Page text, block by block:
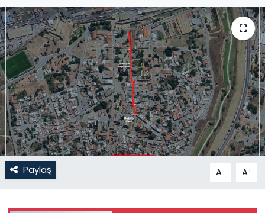
Paylaş A- A+
KKTC YEREL SEÇİM 2018
Kültür Sanat
Magazin
Moda
Nöbetçi Eczaneler
Otomobil Dünyası